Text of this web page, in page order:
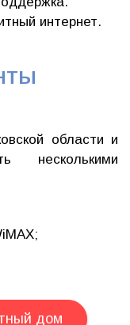
интернет.
области и
несколькими
дом